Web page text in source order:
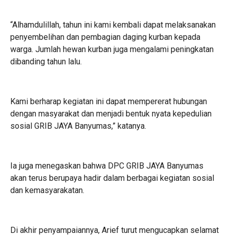
“Alhamdulillah, tahun ini kami kembali dapat melaksanakan
penyembelihan dan pembagian daging kurban kepada
warga. Jumlah hewan kurban juga mengalami peningkatan
dibanding tahun lalu.
Kami berharap kegiatan ini dapat mempererat hubungan
dengan masyarakat dan menjadi bentuk nyata kepedulian
sosial GRIB JAYA Banyumas,” katanya.
Ia juga menegaskan bahwa DPC GRIB JAYA Banyumas
akan terus berupaya hadir dalam berbagai kegiatan sosial
dan kemasyarakatan.
Di akhir penyampaiannya, Arief turut mengucapkan selamat